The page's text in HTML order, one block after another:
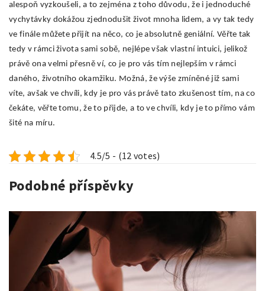
alespoň vyzkoušeli, a to zejména z toho důvodu, že i jednoduché
vychytávky dokážou zjednodušit život mnoha lidem, a vy tak tedy
ve finále můžete přijít na něco, co je absolutně geniální. Věřte tak
tedy v rámci života sami sobě, nejlépe však vlastní intuici, jelikož
právě ona velmi přesně ví, co je pro vás tím nejlepším v rámci
daného, životního okamžiku. Možná, že výše zmíněné již sami
víte, avšak ve chvíli, kdy je pro vás právě tato zkušenost tím, na co
čekáte, věřte tomu, že to přijde, a to ve chvíli, kdy je to přímo vám
šité na míru.
4.5/5 - (12 votes)
Podobné příspěvky